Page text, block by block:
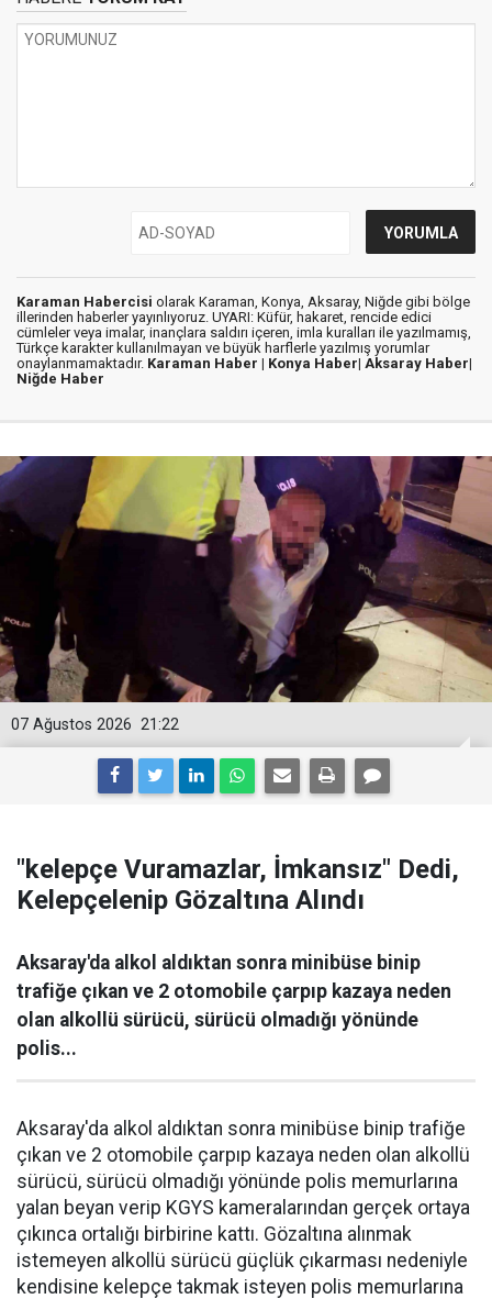
Karaman Habercisi olarak Karaman, Konya, Aksaray, Niğde gibi bölge
illerinden haberler yayınlıyoruz. UYARI: Küfür, hakaret, rencide edici
cümleler veya imalar, inançlara saldırı içeren, imla kuralları ile yazılmamış,
Türkçe karakter kullanılmayan ve büyük harflerle yazılmış yorumlar
onaylanmamaktadır. Karaman Haber | Konya Haber| Aksaray Haber|
Niğde Haber
21:22
07 Ağustos 2026
"kelepçe Vuramazlar, İmkansız" Dedi,
Kelepçelenip Gözaltına Alındı
Aksaray'da alkol aldıktan sonra minibüse binip
trafiğe çıkan ve 2 otomobile çarpıp kazaya neden
olan alkollü sürücü, sürücü olmadığı yönünde
polis...
Aksaray'da alkol aldıktan sonra minibüse binip trafiğe
çıkan ve 2 otomobile çarpıp kazaya neden olan alkollü
sürücü, sürücü olmadığı yönünde polis memurlarına
yalan beyan verip KGYS kameralarından gerçek ortaya
çıkınca ortalığı birbirine kattı. Gözaltına alınmak
istemeyen alkollü sürücü güçlük çıkarması nedeniyle
kendisine kelepçe takmak isteyen polis memurlarına